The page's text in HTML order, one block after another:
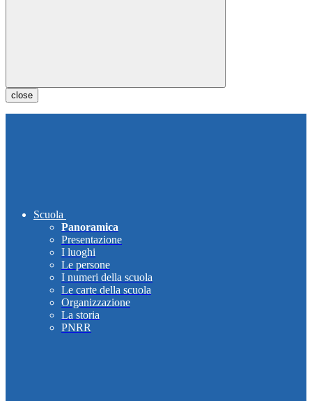
close
Scuola
Panoramica
Presentazione
I luoghi
Le persone
I numeri della scuola
Le carte della scuola
Organizzazione
La storia
PNRR